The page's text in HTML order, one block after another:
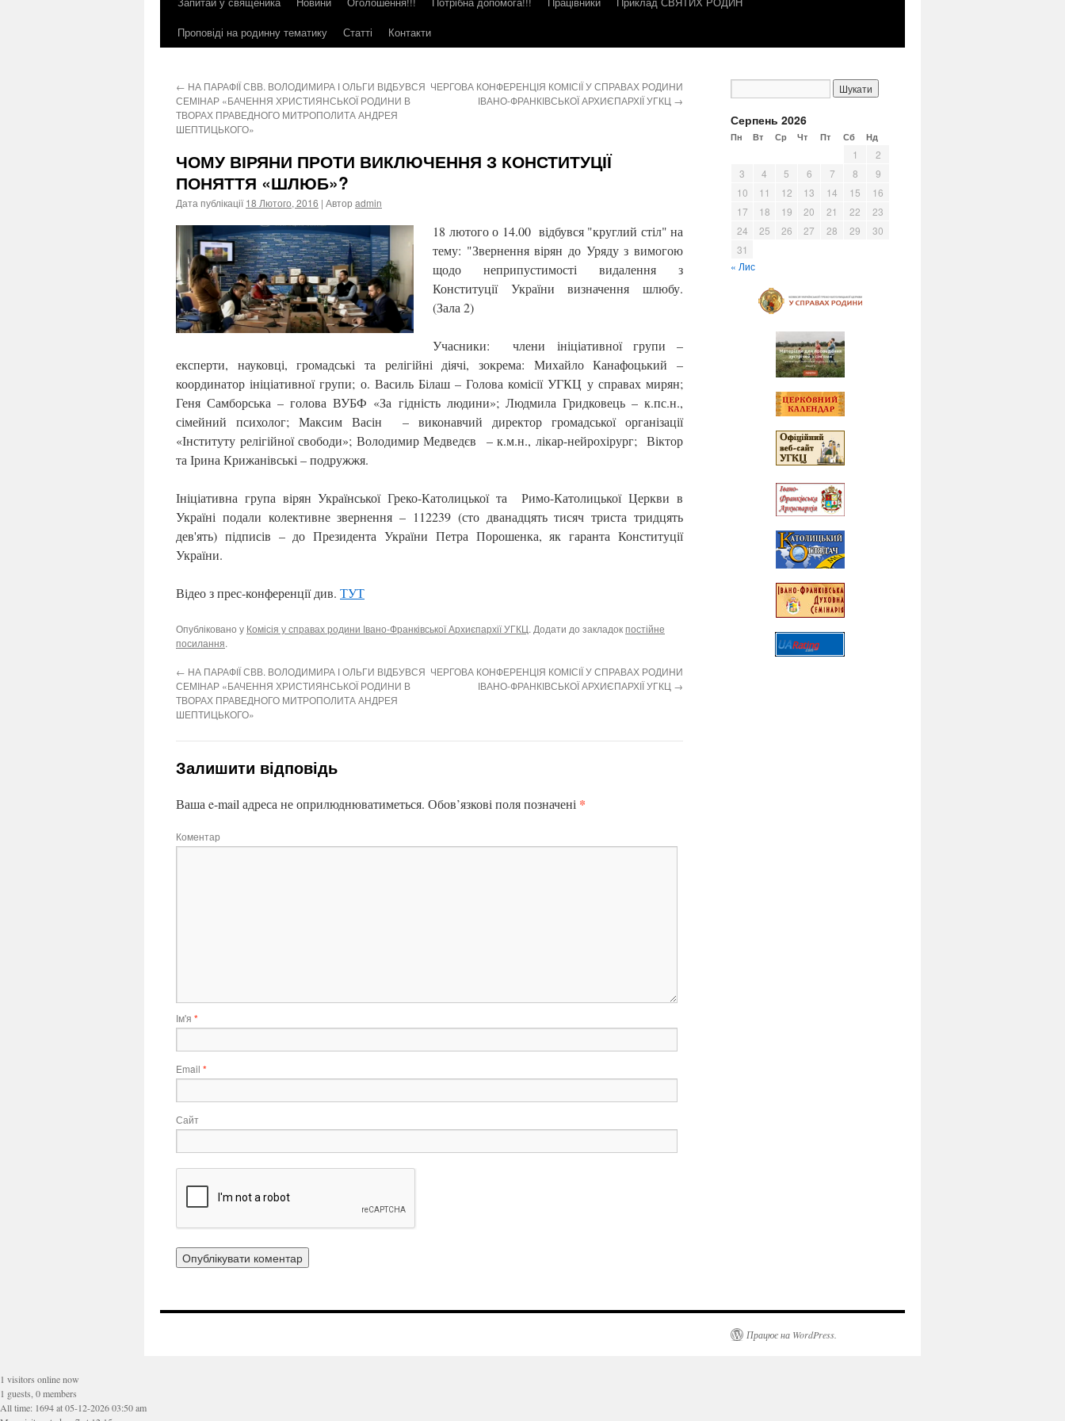
контенту
Проповіді на родинну тематику
Статті Контакти
← НА ПАРАФІЇ СВВ. ВОЛОДИМИРА І ОЛЬГИ ВІДБУВСЯ
СЕМІНАР «БАЧЕННЯ ХРИСТИЯНСЬКОЇ РОДИНИ В
ТВОРАХ ПРАВЕДНОГО МИТРОПОЛИТА АНДРЕЯ
ШЕПТИЦЬКОГО»
ЧЕРГОВА КОНФЕРЕНЦІЯ КОМІСІЇ У СПРАВАХ РОДИНИ
ІВАНО-ФРАНКІВСЬКОЇ АРХИЄПАРХІЇ УГКЦ →
ЧОМУ ВІРЯНИ ПРОТИ ВИКЛЮЧЕННЯ З КОНСТИТУЦІЇ
ПОНЯТТЯ «ШЛЮБ»?
Дата публікації 18 Лютого, 2016 | Автор admin
18 лютого о 14.00 відбувся "круглий стіл" на
тему: "Звернення вірян до Уряду з вимогою
щодо неприпустимості видалення з
Конституції України визначення шлюбу.
(Зала 2)
Учасники: члени ініціативної групи –
експерти, науковці, громадські та релігійні діячі, зокрема: Михайло Канафоцький –
координатор ініціативної групи; о. Василь Білаш – Голова комісії УГКЦ у справах мирян;
Геня Самборська – голова ВУБФ «За гідність людини»; Людмила Гридковець – к.пс.н.,
сімейний психолог; Максим Васін – виконавчий директор громадської організації
«Інституту релігійної свободи»; Володимир Медведєв – к.м.н., лікар-нейрохірург; Віктор
та Ірина Крижанівські – подружжя.
Ініціативна група вірян Української Греко-Католицької та Римо-Католицької Церкви в
Україні подали колективне звернення – 112239 (сто дванадцять тисяч триста тридцять
дев'ять) підписів – до Президента України Петра Порошенка, як гаранта Конституції
України.
Відео з прес-конференції див. ТУТ
Опубліковано у Комісія у справах родини Івано-Франківської Архиєпархії УГКЦ. Додати до закладокпостійне
посилання.
← НА ПАРАФІЇ СВВ. ВОЛОДИМИРА І ОЛЬГИ ВІДБУВСЯ
СЕМІНАР «БАЧЕННЯ ХРИСТИЯНСЬКОЇ РОДИНИ В
ТВОРАХ ПРАВЕДНОГО МИТРОПОЛИТА АНДРЕЯ
ШЕПТИЦЬКОГО»
ЧЕРГОВА КОНФЕРЕНЦІЯ КОМІСІЇ У СПРАВАХ РОДИНИ
ІВАНО-ФРАНКІВСЬКОЇ АРХИЄПАРХІЇ УГКЦ →
Залишити відповідь
Ваша e-mail адреса не оприлюднюватиметься. Обов’язкові поля позначені *
Коментар
Ім'я *
Email *
Сайт
Серпень 2026
Пн Вт Ср Чт Пт Сб Нд
1
2
3
4 5 6 7 8
9
10
11 12 13 14 15
16
17
18 19 20 21 22
23
24
25 26 27 28 29
30
31
« Лис
Працює на WordPress.
1 visitors online now
1 guests, 0 members
All time: 1694 at 05-12-2026 03:50 am